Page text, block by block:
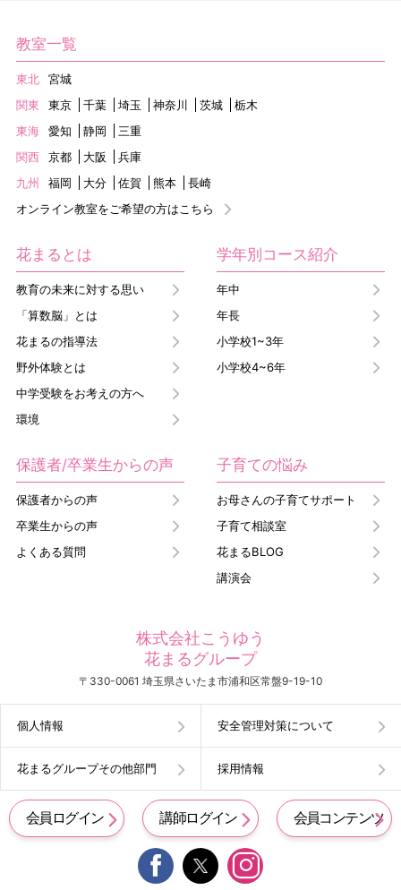
教室一覧
東北
宮城
関東
東京 千葉 埼玉 神奈川 茨城
栃木
東海
愛知 静岡
三重
関西
京都 大阪
兵庫
九州
福岡 大分 佐賀 熊本
長崎
オンライン教室をご希望の方はこちら
花まるとは
教育の未来に対する思い
「算数脳」とは
花まるの指導法
野外体験とは
中学受験をお考えの方へ
環境
学年別コース紹介
年中
年長
小学校1~3年
小学校4~6年
保護者/卒業生からの声
保護者からの声
卒業生からの声
よくある質問
子育ての悩み
お母さんの子育てサポート
子育て相談室
花まるBLOG
講演会
株式会社こうゆう
花まるグループ
〒330-0061 埼玉県さいたま市浦和区常盤9-19-10
個人情報 安全管理対策について
花まるグループその他部門 採用情報
会員ログイン 講師ログイン 会員コンテンツ
 